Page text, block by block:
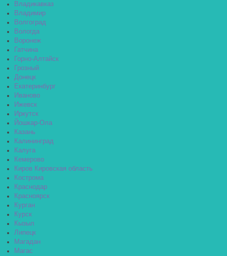
Владикавказ
Владимир
Волгоград
Вологда
Воронеж
Гатчина
Горно-Алтайск
Грозный
Донецк
Екатеринбург
Иваново
Ижевск
Иркутск
Йошкар-Ола
Казань
Калининград
Калуга
Кемерово
Киров Кировская область
Кострома
Краснодар
Красноярск
Курган
Курск
Кызыл
Липецк
Магадан
Магас